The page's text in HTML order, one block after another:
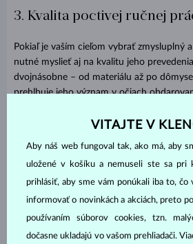
3. Kvalita poctivej ručnej
Pokiaľ je vaším cieľom vybrať zmysluplný
nutné myslieť aj na kvalitu jeho
dvojnásobne – od materiálu až po
prehlbuje jeho význam v očiach
spájame ručnú výrobu vo vlastnej dielni,
Náš tip: Darčeky, ktoré stelesňujú
ďalšie bestsellery.
VITAJTE V
Aby náš web fungoval tak, ako má, aby
uložené v košíku a nemuseli ste sa pri
prihlásiť, aby sme vám ponúkali iba to, čo
informovať o novinkách a akciách, preto
používaním súborov cookies, tzn.
dočasne ukladajú vo vašom prehliadači.